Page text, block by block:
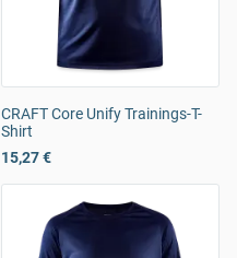
CRAFT Core Unify Trainings-T-
Shirt
15,27 €